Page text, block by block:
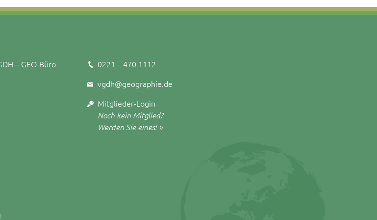
– GEO-Büro
0221 – 470 1112
vgdh@geographie.de
Mitglieder-Login
Noch kein Mitglied?
Werden Sie eines! »